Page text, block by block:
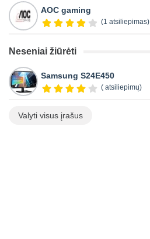
AOC gaming
(1 atsiliepimas)
Neseniai žiūrėti
Samsung S24E450
( atsiliepimų)
Valyti visus įrašus